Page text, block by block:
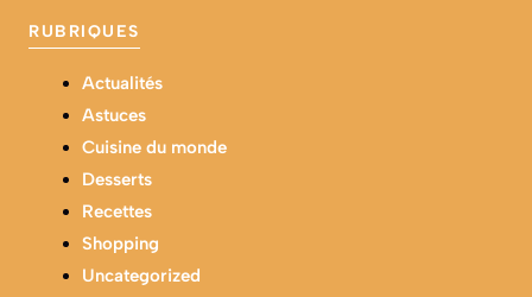
RUBRIQUES
Actualités
Astuces
Cuisine du monde
Desserts
Recettes
Shopping
Uncategorized